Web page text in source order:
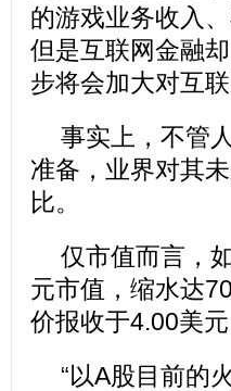
的游戏业务收入
但是互联网金融
步将会加大对互
事实上，不管
准备，业界对其
比。
仅市值而言，
元市值，缩水达
价报收于4.00美
“以A股目前的